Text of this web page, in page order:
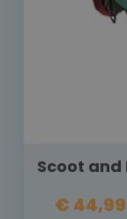
Scoot and
€ 44,99